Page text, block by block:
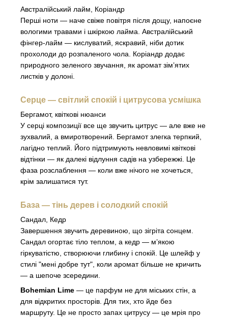
Австралійський лайм, Коріандр
Перші ноти — наче свіже повітря після дощу, напоєне
вологими травами і шкіркою лайма. Австралійський
фінгер-лайм — кислуватий, яскравий, ніби дотик
прохолоди до розпаленого чола. Коріандр додає
природного зеленого звучання, як аромат зім’ятих
листків у долоні.
Серце — світлий спокій і цитрусова усмішка
Бергамот, квіткові нюанси
У серці композиції все ще звучить цитрус — але вже не
зухвалий, а вмиротворений. Бергамот злегка терпкий,
лагідно теплий. Його підтримують невловимі квіткові
відтінки — як далекі відлуння садів на узбережжі. Це
фаза розслаблення — коли вже нічого не хочеться,
крім залишатися тут.
База — тінь дерев і солодкий спокій
Сандал, Кедр
Завершення звучить деревиною, що зігріта сонцем.
Сандал огортає тіло теплом, а кедр — м’якою
гіркуватістю, створюючи глибину і спокій. Це шлейф у
стилі "мені добре тут", коли аромат більше не кричить
— а шепоче зсередини.
Bohemian Lime — це парфум не для міських стін, а
для відкритих просторів. Для тих, хто йде без
маршруту. Це не просто запах цитрусу — це мрія про